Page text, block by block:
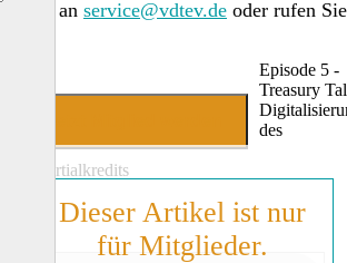
gerne an service@vdtev.de oder rufen
Episode 5 -
Treasury
des
Konsortialkredits
Dieser Artikel ist nur
für Mitglieder.